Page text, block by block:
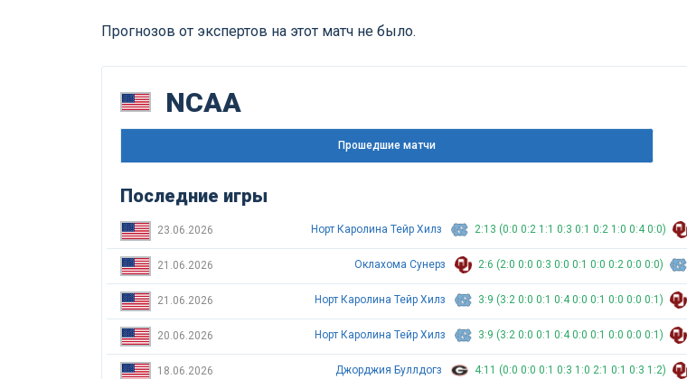
Прогнозов от экспертов на этот матч не было.
NCAA
Прошедшие матчи
Последние игры
23.06.2026 Норт Каролина Тейр Хилз 2:13 (0:0 0:2 1:1 0:3 0:1 0:2 1:0 0:4 0:0)
21.06.2026 Оклахома Сунерз 2:6 (2:0 0:0 0:3 0:0 0:1 0:0 0:2 0:0 0:0)
21.06.2026 Норт Каролина Тейр Хилз 3:9 (3:2 0:0 0:1 0:4 0:0 0:1 0:0 0:0 0:1)
20.06.2026 Норт Каролина Тейр Хилз 3:9 (3:2 0:0 0:1 0:4 0:0 0:1 0:0 0:0 0:1)
18.06.2026 Джорджия Буллдогз 4:11 (0:0 0:0 0:1 0:3 1:0 2:1 0:1 0:3 1:2)